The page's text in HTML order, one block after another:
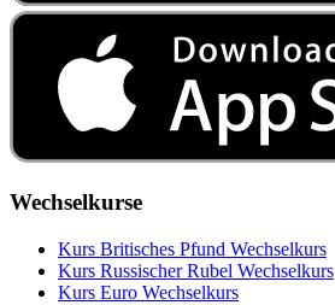
Wechselkurse
Kurs Britisches Pfund Wechselkurs
Kurs Russischer Rubel Wechselkurs
Kurs Euro Wechselkurs